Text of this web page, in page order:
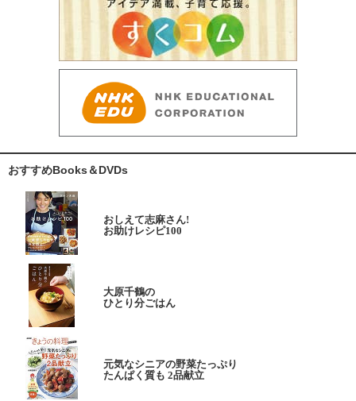
おすすめBooks＆DVDs
おしえて志麻さん!
お助けレシピ100
大原千鶴の
ひとり分ごはん
元気なシニアの野菜たっぷり
たんぱく質も 2品献立